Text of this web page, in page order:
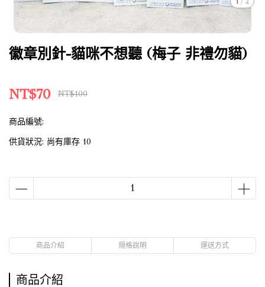
徽章別針-貓咪不想聽 (梅子 非禮勿貓)
NT$70 NT$100
商品編號:
供貨狀況: 尚有庫存 10
商品介紹 規格說明 運送方式
商品介紹